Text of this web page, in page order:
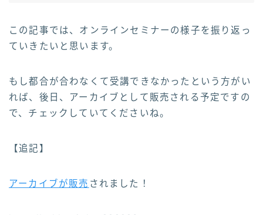
この記事では、オンラインセミナーの様子を振り返っ
ていきたいと思います。
もし都合が合わなくて受講できなかったという方がい
れば、後日、アーカイブとして販売される予定ですの
で、チェックしていてくださいね。
【追記】
アーカイブが販売 されました！